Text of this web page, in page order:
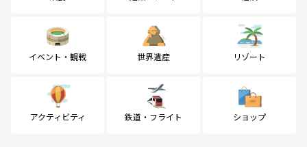
イベント・観戦 世界遺産 リゾート
アクティビティ 鉄道・フライト ショップ